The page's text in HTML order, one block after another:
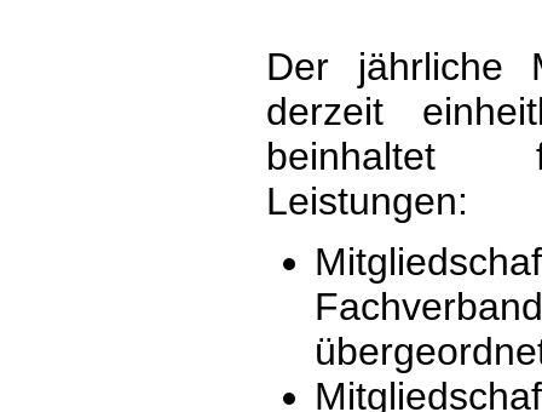
Der jährliche
derzeit
beinhaltet
Leistungen: